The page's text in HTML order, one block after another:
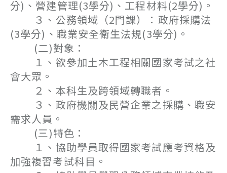
分)、營建管理(3學分)、工程材料(2學分)。
３、公務領域（2門課）：政府採購法
(3學分)、職業安全衛生法規(3學分)。
(二)對象：
１、欲參加土木工程相關國家考試之社
會大眾。
２、本科生及跨領域轉職者。
３、政府機關及民營企業之採購、職安
需求人員。
(三)特色：
１、協助學員取得國家考試應考資格及
加強複習考試科目。